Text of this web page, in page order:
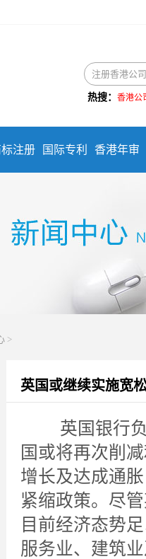
热搜： 香港公
注册 国际专利 香港年审
>
英国或继续实施宽
英国银行负
国或将再次削
增长及达成通
紧缩政策。尽
目前经济态势
服务业、建筑